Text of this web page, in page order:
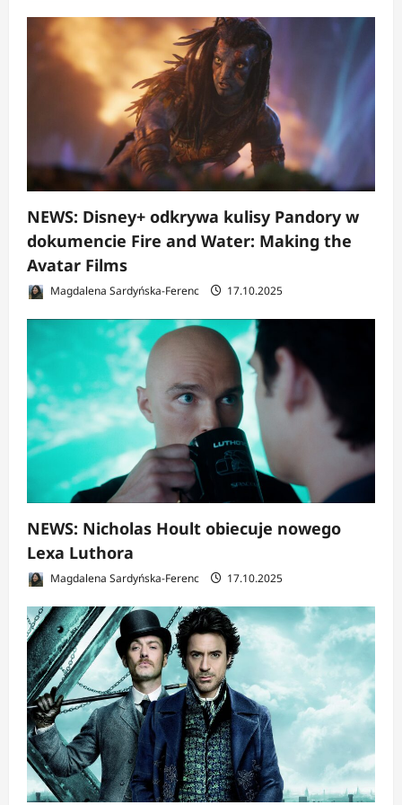
NEWS: Disney+ odkrywa kulisy Pandory w
dokumencie Fire and Water: Making the
Avatar Films
Magdalena Sardyńska-Ferenc 17.10.2025
NEWS: Nicholas Hoult obiecuje nowego
Lexa Luthora
Magdalena Sardyńska-Ferenc 17.10.2025